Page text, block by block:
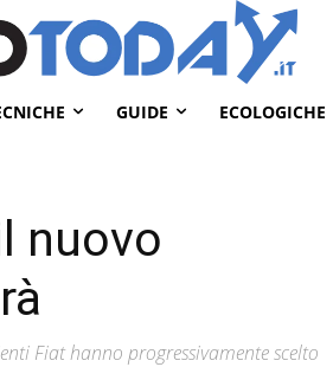
GUIDE ECOLOGICHE
nuovo
Fiat hanno progressivamente scelto